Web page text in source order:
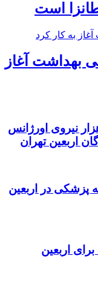
است
بهداشت آغاز
نیروی اورژانس
اربعین تهران
پزشکی در اربعین
اربعین